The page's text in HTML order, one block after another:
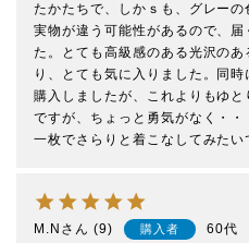
たかたちで、しかｓも、グレー
実物が違う可能性があるので、
た。とても高級感のある光沢の
り、とても気に入りました。同
購入しましたが、これよりもゆ
ですが、ちょっと勇気がなく・
一枚でさらりと着こなしてみたい
M.N 9 購入者 60代